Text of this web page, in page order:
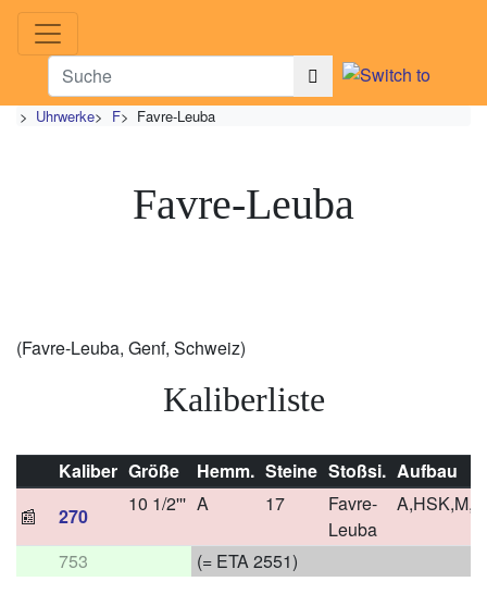
> Uhrwerke> F> Favre-Leuba
Favre-Leuba
(Favre-Leuba, Genf, Schweiz)
Kaliberliste
Kaliber Größe Hemm. Steine Stoßsi. Aufbau
📰
270
10 1/2''' A 17
Favre-
Leuba
753 (= ETA 2551)